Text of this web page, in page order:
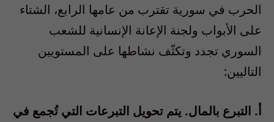
الحرب في سورية تقترب من عامها الرابع، الشتاء
على الأبواب ولجنة الإعانة الإنسانية للشعب
السوري تجدد وتكثّف نشاطها على المستويين
التاليين:
أ‌. التبرع بالمال. يتم تحويل التبرعات التي تُجمع في